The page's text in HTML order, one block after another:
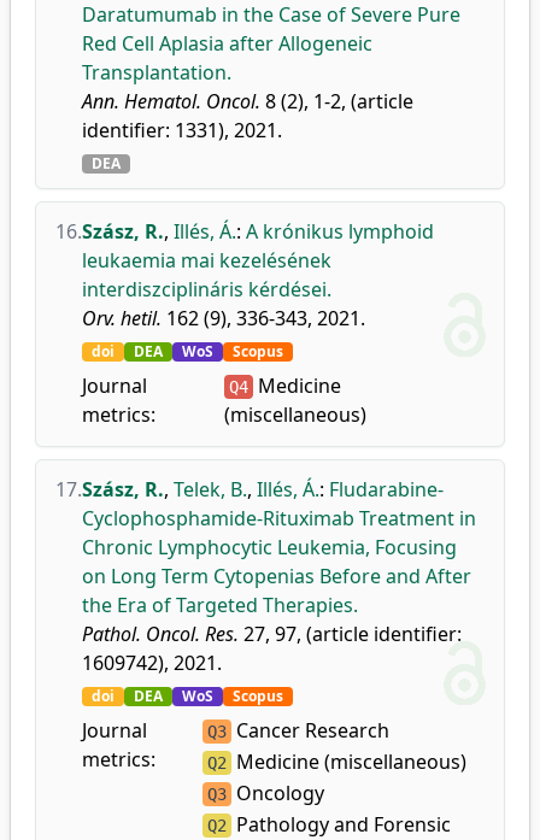
Daratumumab in the Case of Severe Pure
Red Cell Aplasia after Allogeneic
Transplantation.
Ann. Hematol. Oncol. 8 (2), 1-2, (article
identifier: 1331), 2021.
DEA
16.Szász, R., Illés, Á.: A krónikus lymphoid
leukaemia mai kezelésének
interdiszciplináris kérdései.
Orv. hetil. 162 (9), 336-343, 2021.
doi DEA WoS Scopus
Journal
metrics:
Q4 Medicine
(miscellaneous)
17.Szász, R., Telek, B., Illés, Á.: Fludarabine-
Cyclophosphamide-Rituximab Treatment in
Chronic Lymphocytic Leukemia, Focusing
on Long Term Cytopenias Before and After
the Era of Targeted Therapies.
Pathol. Oncol. Res. 27, 97, (article identifier:
1609742), 2021.
doi DEA WoS Scopus
Journal
metrics:
Q3 Cancer Research
Q2 Medicine (miscellaneous)
Q3 Oncology
Q2 Pathology and Forensic